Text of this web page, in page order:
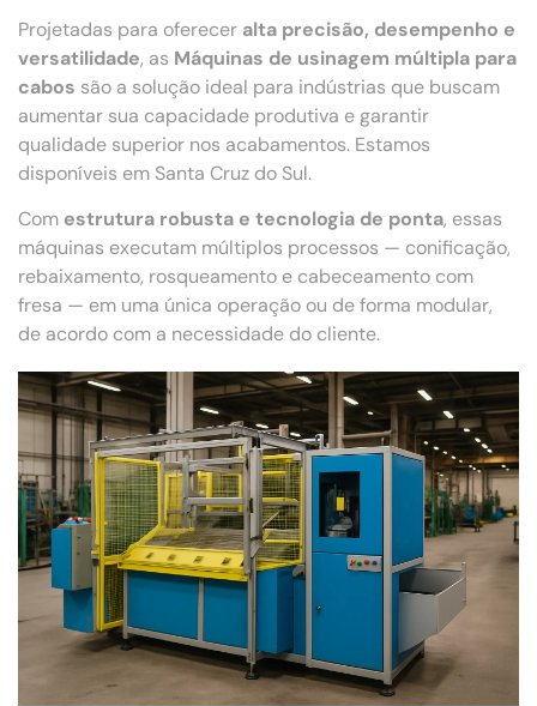
Projetadas para oferecer alta precisão, desempenho e
versatilidade, as Máquinas de usinagem múltipla para
cabos são a solução ideal para indústrias que buscam
aumentar sua capacidade produtiva e garantir
qualidade superior nos acabamentos. Estamos
disponíveis em Santa Cruz do Sul.
Com estrutura robusta e tecnologia de ponta, essas
máquinas executam múltiplos processos — conificação,
rebaixamento, rosqueamento e cabeceamento com
fresa — em uma única operação ou de forma modular,
de acordo com a necessidade do cliente.